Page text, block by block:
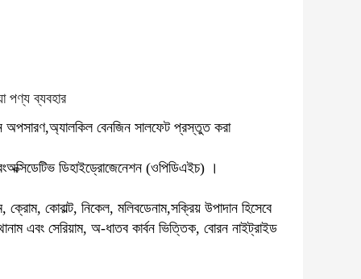
পণ্য ব্যবহার
অপসারণ,অ্যালকিল বেনজিন সালফেট প্রস্তুত করা
অক্সিডেটিভ ডিহাইড্রোজেনেশন (ওপিডিএইচ) ।
কোবাল্ট, নিকেল, মলিবডেনাম,সক্রিয় উপাদান হিসেবে
এবং সেরিয়াম, অ-ধাতব কার্বন ভিত্তিক, বোরন নাইট্রাইড